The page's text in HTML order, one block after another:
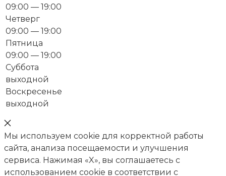
09:00 — 19:00
Четверг
09:00 — 19:00
Пятница
09:00 — 19:00
Суббота
выходной
Воскресенье
выходной
Мы используем cookie для корректной работы
сайта, анализа посещаемости и улучшения
сервиса. Нажимая «X», вы соглашаетесь с
использованием cookie в соответствии с